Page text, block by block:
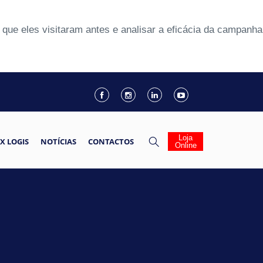
eles visitaram antes e analisar a eficácia da campanha
LOGIS NOTÍCIAS CONTACTOS
Loja
Online